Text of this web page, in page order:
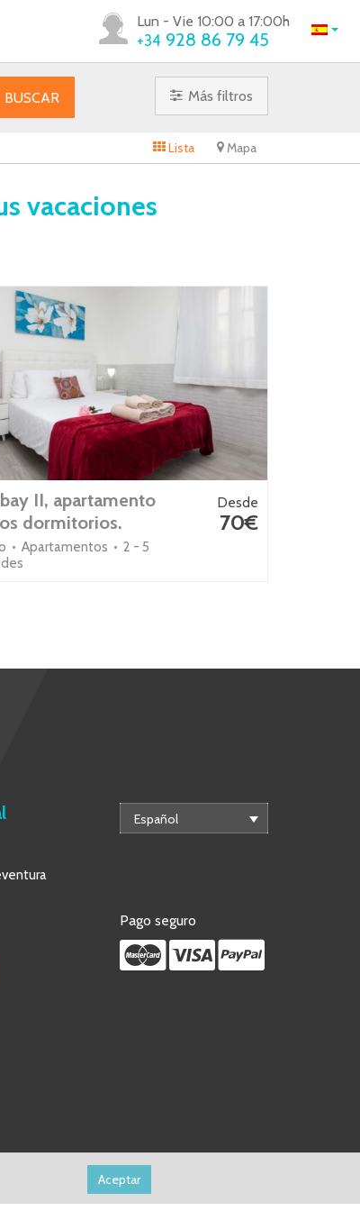
Lun - Vie 10:00 a 17:00h
+34 928 86 79 45
BUSCAR Más filtros
Lista Mapa
vacaciones
II, apartamento
dormitorios.
• Apartamentos • 2 - 5
Desde
70€
Español
Pago seguro
Aceptar